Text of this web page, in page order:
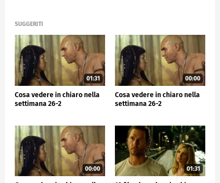
SUGGERITI
01:31
Cosa vedere in chiaro nella
settimana 26-2
00:00
Cosa vedere in chiaro nella
settimana 26-2
00:00 01:31